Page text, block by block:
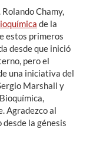
Chamy,
de la
estos primeros
desde que inició
pero el
una iniciativa del
Marshall y
Agradezco al
la génesis